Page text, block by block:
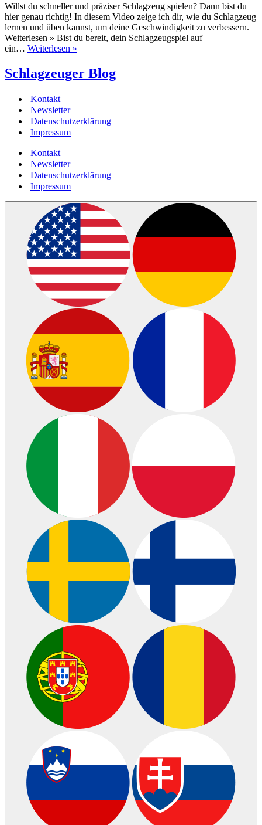
Willst du schneller und präziser Schlagzeug spielen? Dann bist du
hier genau richtig! In diesem Video zeige ich dir, wie du Schlagzeug
lernen und üben kannst, um deine Geschwindigkeit zu verbessern.
Weiterlesen » Bist du bereit, dein Schlagzeugspiel auf
ein… Weiterlesen »
Schlagzeuger Blog
Kontakt
Newsletter
Datenschutzerklärung
Impressum
Kontakt
Newsletter
Datenschutzerklärung
Impressum